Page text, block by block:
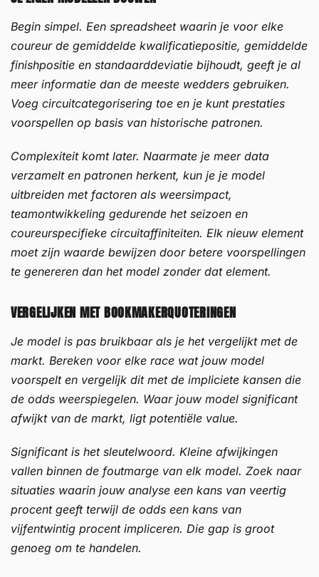
Begin simpel. Een spreadsheet waarin je voor elke
coureur de gemiddelde kwalificatiepositie, gemiddelde
finishpositie en standaarddeviatie bijhoudt, geeft je al
meer informatie dan de meeste wedders gebruiken.
Voeg circuitcategorisering toe en je kunt prestaties
voorspellen op basis van historische patronen.
Complexiteit komt later. Naarmate je meer data
verzamelt en patronen herkent, kun je je model
uitbreiden met factoren als weersimpact,
teamontwikkeling gedurende het seizoen en
coureurspecifieke circuitaffiniteiten. Elk nieuw element
moet zijn waarde bewijzen door betere voorspellingen
te genereren dan het model zonder dat element.
VERGELIJKEN MET BOOKMAKERQUOTERINGEN
Je model is pas bruikbaar als je het vergelijkt met de
markt. Bereken voor elke race wat jouw model
voorspelt en vergelijk dit met de impliciete kansen die
de odds weerspiegelen. Waar jouw model significant
afwijkt van de markt, ligt potentiële value.
Significant is het sleutelwoord. Kleine afwijkingen
vallen binnen de foutmarge van elk model. Zoek naar
situaties waarin jouw analyse een kans van veertig
procent geeft terwijl de odds een kans van
vijfentwintig procent impliceren. Die gap is groot
genoeg om te handelen.